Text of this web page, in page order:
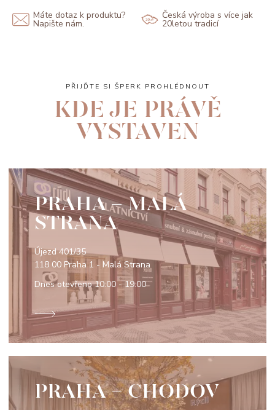
Máte dotaz k produktu?
Napište nám.
Česká výroba s více jak
20letou tradicí
PŘIJĎTE SI ŠPERK PROHLÉDNOUT
KDE JE PRÁVĚ
VYSTAVEN
PRAHA - MALÁ
STRANA
Újezd 401/35
118 00 Praha 1 - Malá Strana
Dnes otevřeno10:00 - 19:00
PRAHA - CHODOV